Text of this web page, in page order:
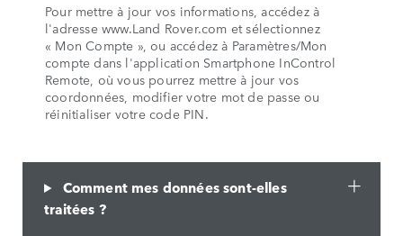
Pour mettre à jour vos informations, accédez à
l'adresse www.Land Rover.com et sélectionnez
« Mon Compte », ou accédez à Paramètres/Mon
compte dans l'application Smartphone InControl
Remote, où vous pourrez mettre à jour vos
coordonnées, modifier votre mot de passe ou
réinitialiser votre code PIN.
Comment mes données sont-elles
traitées ?